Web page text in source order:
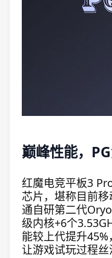
巅峰性能，
红魔电竞平板3
芯片，堪称目前
通自研第二代
级内核+6个
能较上代提升45%
让游戏试玩过程丝